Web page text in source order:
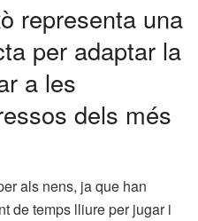
representa una
per adaptar la
a les
dels més
als nens, ja que han
de temps lliure per jugar i